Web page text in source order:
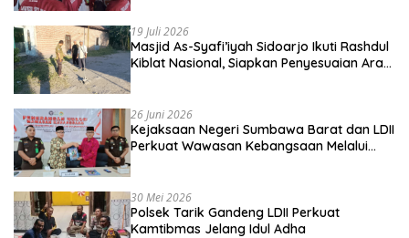
19 Juli 2026
Masjid As-Syafi’iyah Sidoarjo Ikuti Rashdul
Kiblat Nasional, Siapkan Penyesuaian Arah
26 Juni 2026
Kejaksaan Negeri Sumbawa Barat dan LDII
Perkuat Wawasan Kebangsaan Melalui
30 Mei 2026
Polsek Tarik Gandeng LDII Perkuat
Kamtibmas Jelang Idul Adha